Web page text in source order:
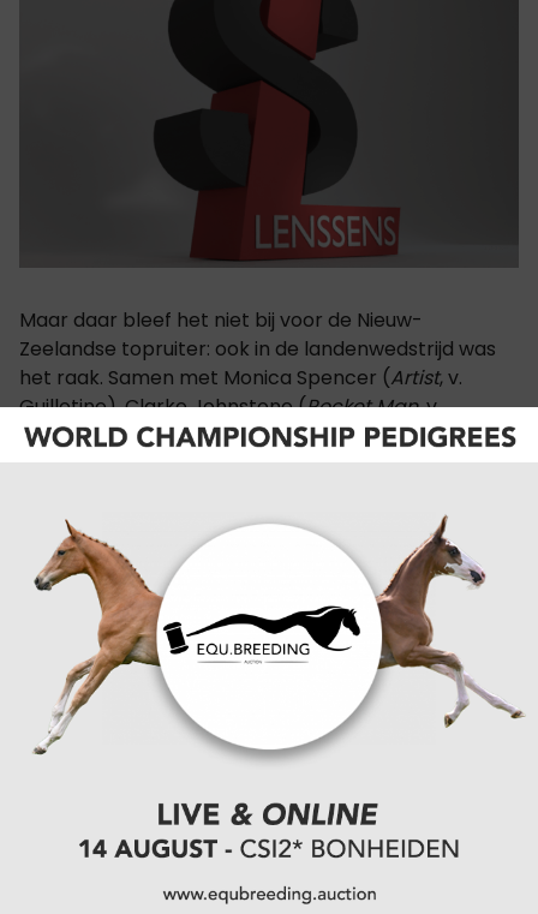
Maar daar bleef het niet bij voor de Nieuw-
Zeelandse topruiter: ook in de landenwedstrijd was
het raak. Samen met Monica Spencer (Artist, v.
Guillotine), Clarke Johnstone (Rocket Man, v.
Diacontinus) en Samantha Lissington (Lord Seekonig,
v. Lord Fauntleroy) bezorgde hij Team Nieuw-
de USB Cup. Spencer liet extra indruk achter door
metArtistde snelste tijd in de cross neer te zetten
en individueel als zesde te eindigen. Johnstone werd
individueel negende, Lissington sloot af op de 22ste
Met een totaalscore van 108,5 strafpunten bleef
Nieuw-Zeeland de Verenigde Staten (117,2) en
Groot-Brittannië (134,1) ruimschoots voor.
het springen nog aan de leiding gingen.
CHIO Aken 2025 betekende zo een dubbelslag voor
Tim Price en zijn team — een editie om niet snel te